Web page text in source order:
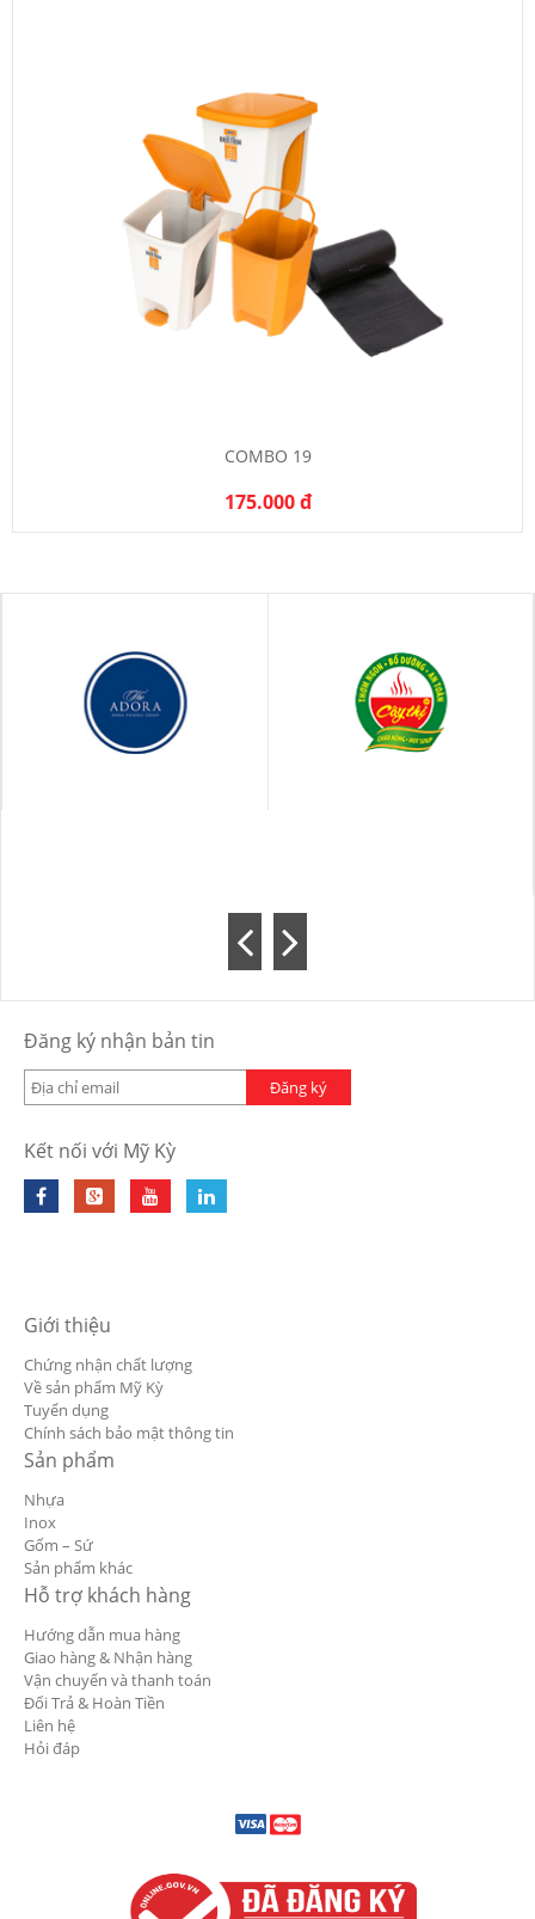
COMBO 19
175.000 đ
Đăng ký nhận bản tin
Đăng ký
Kết nối với Mỹ Kỳ
Giới thiệu
Chứng nhận chất lượng
Về sản phẩm Mỹ Kỳ
Tuyển dụng
Chính sách bảo mật thông tin
Sản phẩm
Nhựa
Inox
Gốm – Sứ
Sản phẩm khác
Hỗ trợ khách hàng
Hướng dẫn mua hàng
Giao hàng & Nhận hàng
Vận chuyển và thanh toán
Đổi Trả & Hoàn Tiền
Liên hệ
Hỏi đáp